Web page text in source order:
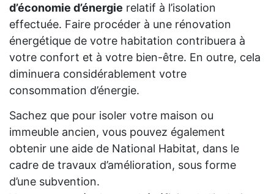
d’économie d’énergie relatif à l’isolation
effectuée. Faire procéder à une rénovation
énergétique de votre habitation contribuera à
votre confort et à votre bien-être. En outre, cela
diminuera considérablement votre
consommation d’énergie.
Sachez que pour isoler votre maison ou
immeuble ancien, vous pouvez également
obtenir une aide de National Habitat, dans le
cadre de travaux d’amélioration, sous forme
d’une subvention.